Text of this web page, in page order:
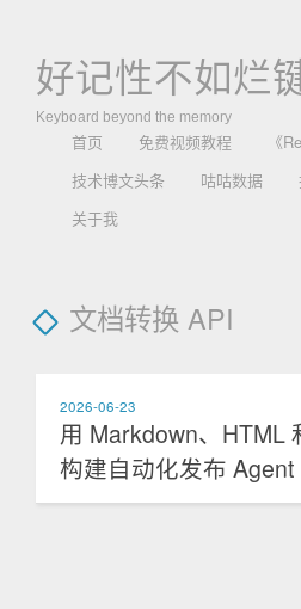
好记性不如烂
Keyboard beyond the memory
首页 免费视频教程
《
技术博文头条
咕咕数据
关于我
文档转换 API
2026-06-23
用 Markdown、HTML
构建自动化发布 Agent